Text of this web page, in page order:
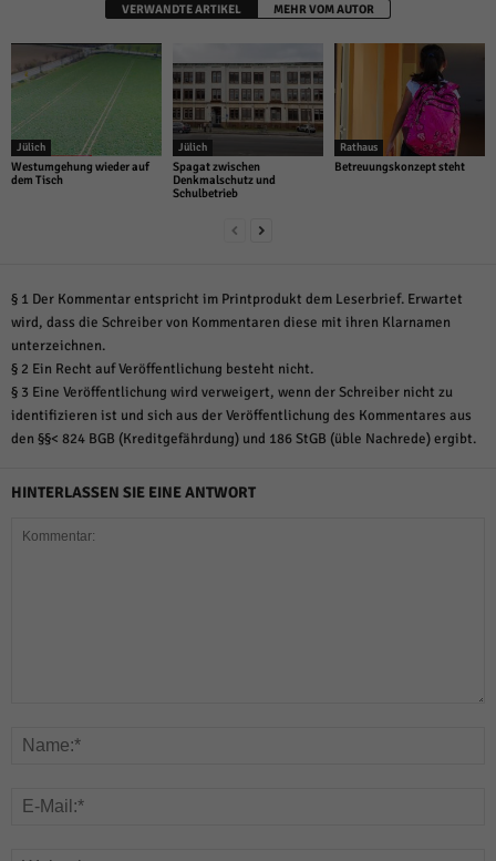
VERWANDTE ARTIKEL MEHR VOM AUTOR
Jülich
Westumgehung wieder auf
dem Tisch
Jülich
Spagat zwischen
Denkmalschutz und
Schulbetrieb
Rathaus
Betreuungskonzept steht
§ 1 Der Kommentar entspricht im Printprodukt dem Leserbrief. Erwartet
wird, dass die Schreiber von Kommentaren diese mit ihren Klarnamen
unterzeichnen.
§ 2 Ein Recht auf Veröffentlichung besteht nicht.
§ 3 Eine Veröffentlichung wird verweigert, wenn der Schreiber nicht zu
identifizieren ist und sich aus der Veröffentlichung des Kommentares aus
den §§< 824 BGB (Kreditgefährdung) und 186 StGB (üble Nachrede) ergibt.
HINTERLASSEN SIE EINE ANTWORT